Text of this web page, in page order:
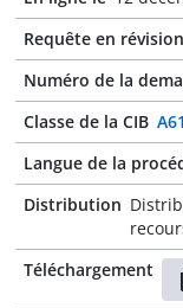
Requête en
Numéro de la
Classe de la CIB
Langue de la
Distribution
Téléchargement